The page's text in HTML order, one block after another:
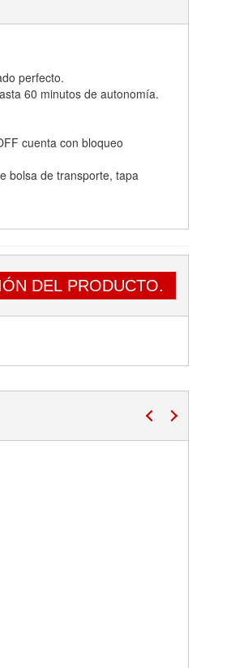
perfecto.
60 minutos de autonomía.
cuenta con bloqueo
bolsa de transporte, tapa
DEL PRODUCTO.